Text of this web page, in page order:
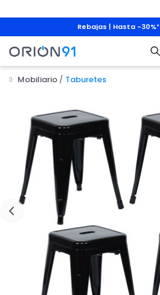
Rebajas | Hasta -30%*
Mobiliario Taburetes